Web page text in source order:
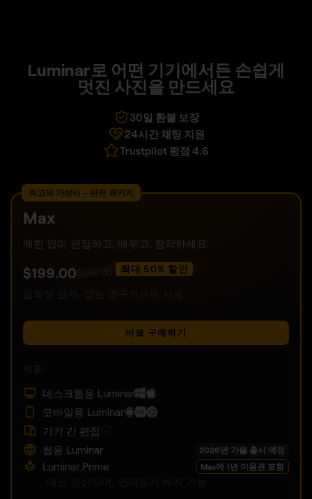
Luminar로 어떤 기기에서든 손쉽게
멋진 사진을 만드세요
30일 환불 보장
24시간 채팅 지원
Trustpilot 평점 4.6
최고의 가성비 – 완전 패키지
Max
제한 없이 편집하고, 배우고, 창작하세요.
$199 .00 $ 399.00 최대 50% 할인
바로 구매하기
데스크톱용 Luminar
모바일용 Luminar
기기 간 편집
웹용 Luminar
2026년 가을 출시 예정
Luminar Prime Max에 1년 이용권 포함